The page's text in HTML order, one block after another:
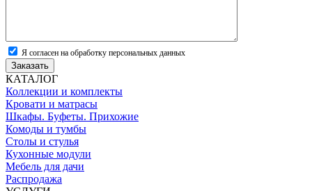
Я согласен на обработку персональных данных
Заказать
КАТАЛОГ
Коллекции и комплекты
Кровати и матрасы
Шкафы. Буфеты. Прихожие
Комоды и тумбы
Столы и стулья
Кухонные модули
Мебель для дачи
Распродажа